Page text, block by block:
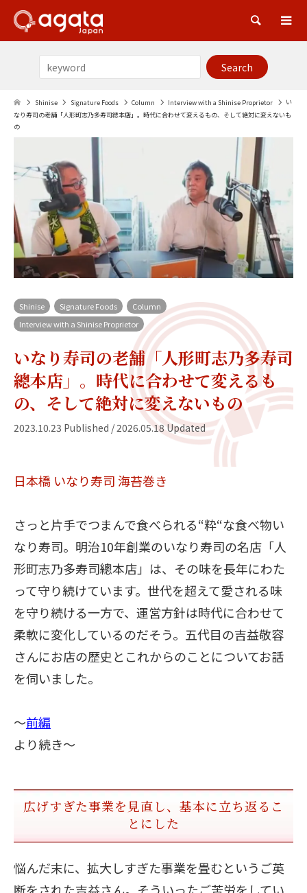
Shinise Signature Foods Column Interview with a Shinise Proprietor
い
なり寿司の老舗「人形町志乃多寿司總本店」。時代に合わせて変えるもの、そして絶対に変えないも
の
Shinise Signature Foods
Column
Interview with a Shinise Proprietor
いなり寿司の老舗「人形町志乃多寿司
總本店」。時代に合わせて変えるも
の、そして絶対に変えないもの
2023.10.23 Published / 2026.05.18 Updated
日本橋 いなり寿司 海苔巻き
さっと片手でつまんで食べられる“粋“な食べ物い
なり寿司。明治10年創業のいなり寿司の名店「人
形町志乃多寿司總本店」は、その味を長年にわた
って守り続けています。世代を超えて愛される味
を守り続ける一方で、運営方針は時代に合わせて
柔軟に変化しているのだそう。五代目の吉益敬容
さんにお店の歴史とこれからのことについてお話
を伺いました。
〜前編
より続き〜
広げすぎた事業を見直し、基本に立ち返るこ
とにした
悩んだ末に、拡大しすぎた事業を畳むというご英
断をされた吉益さん。そういったご苦労をしてい